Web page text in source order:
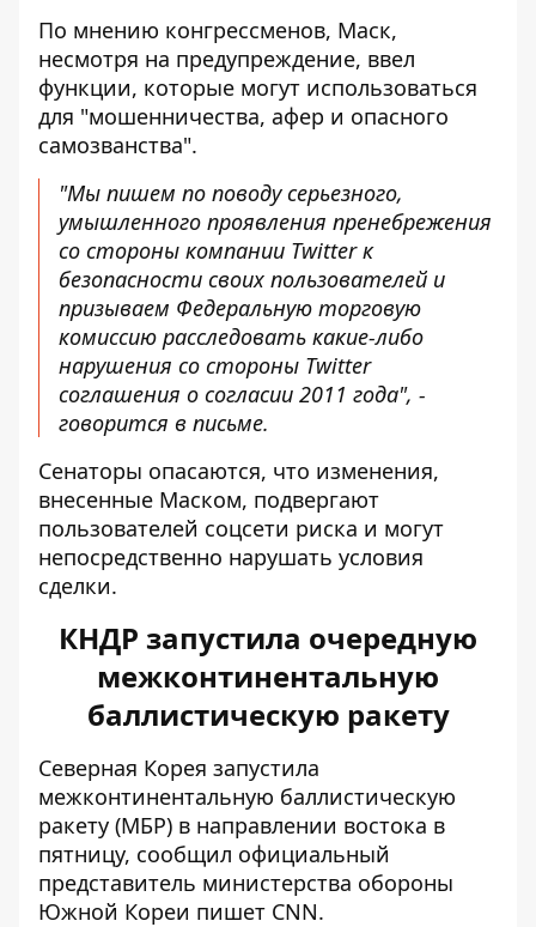
По мнению конгрессменов, Маск,
несмотря на предупреждение, ввел
функции, которые могут использоваться
для "мошенничества, афер и опасного
самозванства".
"Мы пишем по поводу серьезного,
умышленного проявления пренебрежения
со стороны компании Twitter к
безопасности своих пользователей и
призываем Федеральную торговую
комиссию расследовать какие-либо
нарушения со стороны Twitter
соглашения о согласии 2011 года", -
говорится в письме.
Сенаторы опасаются, что изменения,
внесенные Маском, подвергают
пользователей соцсети риска и могут
непосредственно нарушать условия
сделки.
КНДР запустила очередную
межконтинентальную
баллистическую ракету
Северная Корея запустила
межконтинентальную баллистическую
ракету (МБР) в направлении востока в
пятницу, сообщил официальный
представитель министерства обороны
Южной Кореи пишет CNN.